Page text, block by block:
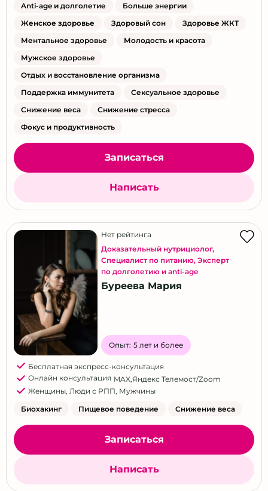
Anti-age и долголетие
Больше энергии
Женское здоровье
Здоровый сон
Здоровье ЖКТ
Ментальное здоровье
Молодость и красота
Мужское здоровье
Отдых и восстановление организма
Поддержка иммунитета
Сексуальное здоровье
Снижение веса
Снижение стресса
Фокус и продуктивность
Записаться
Написать
Нет рейтинга
Доказательный нутрициолог,
Специалист по питанию, Эксперт
по долголетию и anti-age
Буреева Мария
Опыт: 5 лет и более
Бесплатная экспресс-консультация
Онлайн консультация MAX,Яндекс Телемост/Zoom
Женщины, Люди с РПП, Мужчины
Биохакинг Пищевое поведение Снижение веса
Записаться
Написать